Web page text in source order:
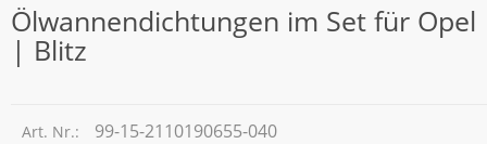
Ölwannendichtungen im Set für Opel
| Blitz
Art. Nr.: 99-15-2110190655-040